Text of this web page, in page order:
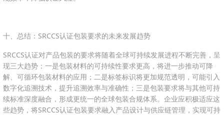
十、总结：SRCCS认证包装要求的未来发展趋势
SRCCS认证对产品包装的要求将随着全球可持续发展进程不断完善，呈
现三大趋势：一是包装材料的可持续性要求更高，将进一步推动可降
解、可循环包装材料的应用；二是标签标识将更加规范透明，可能引入
数字化追溯技术，提升追溯效率与准确性；三是包装要求将与其他可持
续标准深度融合，形成更统一的全球包装合规体系。企业应积极适应这
些趋势，将SRCCS认证包装要求融入产品设计与供应链管理，实现可持